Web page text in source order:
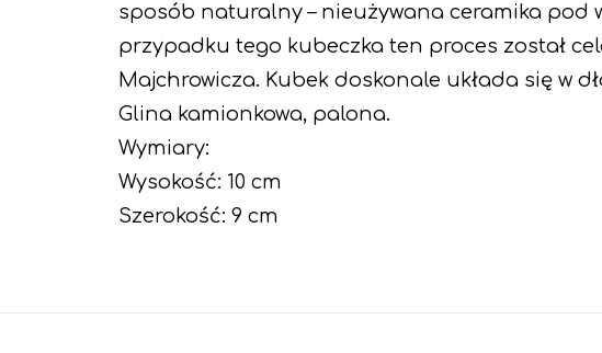
sposób naturalny – nieużywana ceramika pod
przypadku tego kubeczka ten proces został
Majchrowicza. Kubek doskonale układa się w
Glina kamionkowa, palona.
Wymiary:
Wysokość: 10 cm
Szerokość: 9 cm